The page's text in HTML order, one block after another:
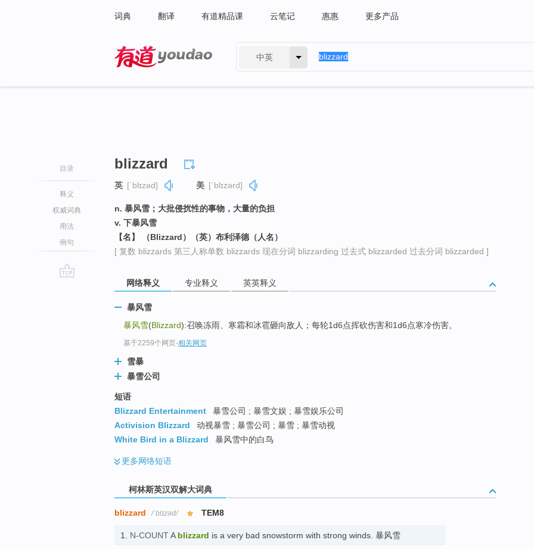
词典 翻译 有道精品课 云笔记 惠惠 更多产品
中英
目录
释义
权威词典
用法
例句
blizzard
英 [ˈblɪzəd] 美 [ˈblɪzərd]
n. 暴风雪；大批侵扰性的事物，大量的负担
v. 下暴风雪
【名】 （Blizzard）（英）布利泽德（人名）
[ 复数 blizzards 第三人称单数 blizzards 现在分词 blizzarding 过去式 blizzarded 过去分词 blizzarded ]
网络释义 专业释义 英英释义
暴风雪
暴风雪(Blizzard):召唤冻雨、寒霜和冰雹砸向敌人；每轮1d6点挥砍伤害和1d6点寒冷伤害。
基于2259个网页-相关网页
雪暴
暴雪公司
短语
Blizzard Entertainment
暴雪公司 ; 暴雪文娱 ; 暴雪娱乐公司
Activision Blizzard
动视暴雪 ; 暴雪公司 ; 暴雪 ; 暴雪动视
White Bird in a Blizzard
暴风雪中的白鸟
更多网络短语
柯林斯英汉双解大词典
blizzard /ˈblɪzəd/ TEM8
1. N-COUNTA blizzard is a very bad snowstorm with strong winds. 暴风雪